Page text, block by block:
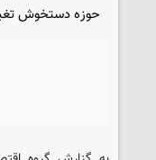
حوزه دستخوش